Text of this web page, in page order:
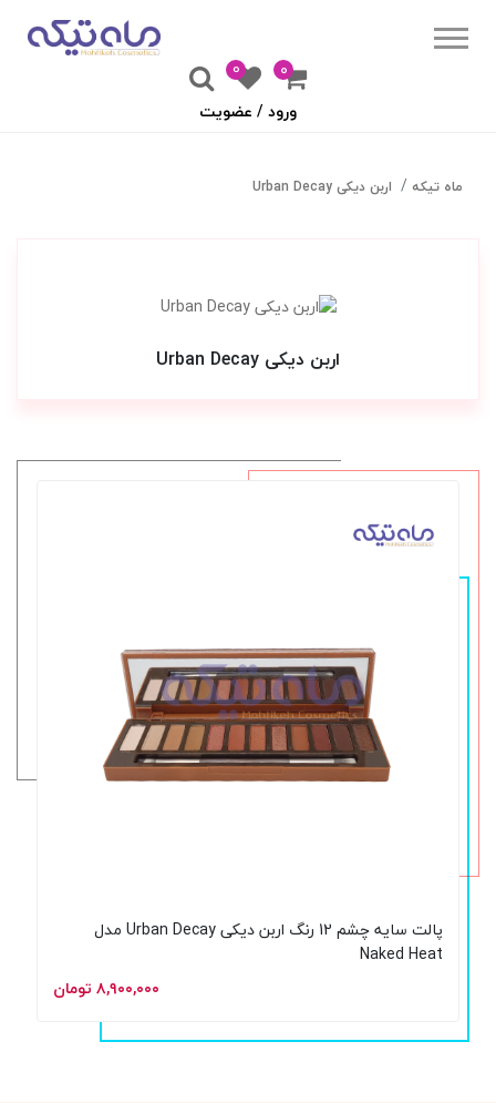
۰
0
ورود / عضویت
ماه تیکه اربن دیکی Urban Decay
اربن دیکی Urban Decay
پالت سایه چشم 12 رنگ اربن دیکی Urban Decay مدل
Naked Heat
۸,۹۰۰,۰۰۰ تومان